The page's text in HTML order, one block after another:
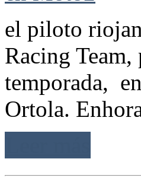
el piloto
Racing
temporada,
Ortola.